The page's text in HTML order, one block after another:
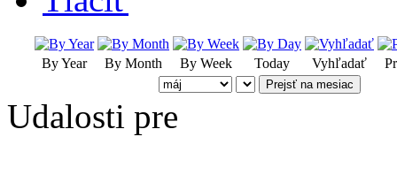
By Year By Month By Week Today Vyhľadať
Prejsť na mesiac
Udalosti pre